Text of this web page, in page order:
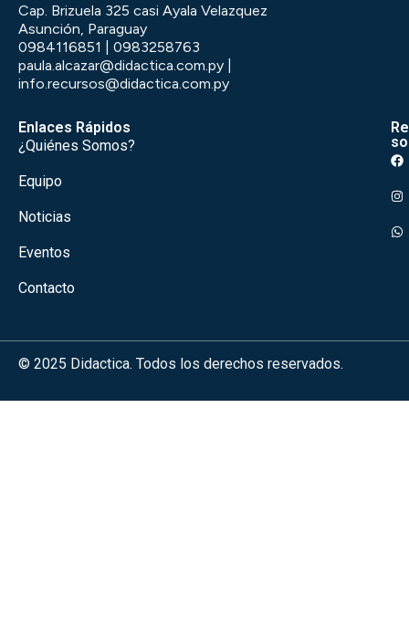
Cap. Brizuela 325 casi Ayala Velazquez
Asunción, Paraguay
0984116851 | 0983258763
paula.alcazar@didactica.com.py |
info.recursos@didactica.com.py
Enlaces Rápidos
¿Quiénes Somos?
Equipo
Noticias
Eventos
Contacto
© 2025 Didactica. Todos los derechos reservados.